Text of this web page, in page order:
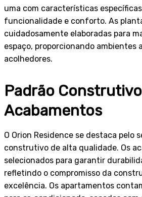
uma com características
funcionalidade e conforto. As
cuidadosamente elaboradas para
espaço, proporcionando ambientes
acolhedores.
Padrão
Acabamentos
O Orion Residence se destaca pelo
construtivo de alta qualidade. Os
selecionados para garantir
refletindo o compromisso da
excelência. Os apartamentos